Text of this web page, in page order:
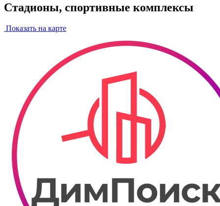
Стадионы, спортивные комплексы
Показать на карте